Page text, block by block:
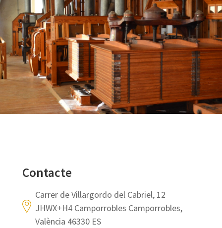
Contacte
Carrer de Villargordo del Cabriel, 12
JHWX+H4 Camporrobles Camporrobles,
València 46330 ES